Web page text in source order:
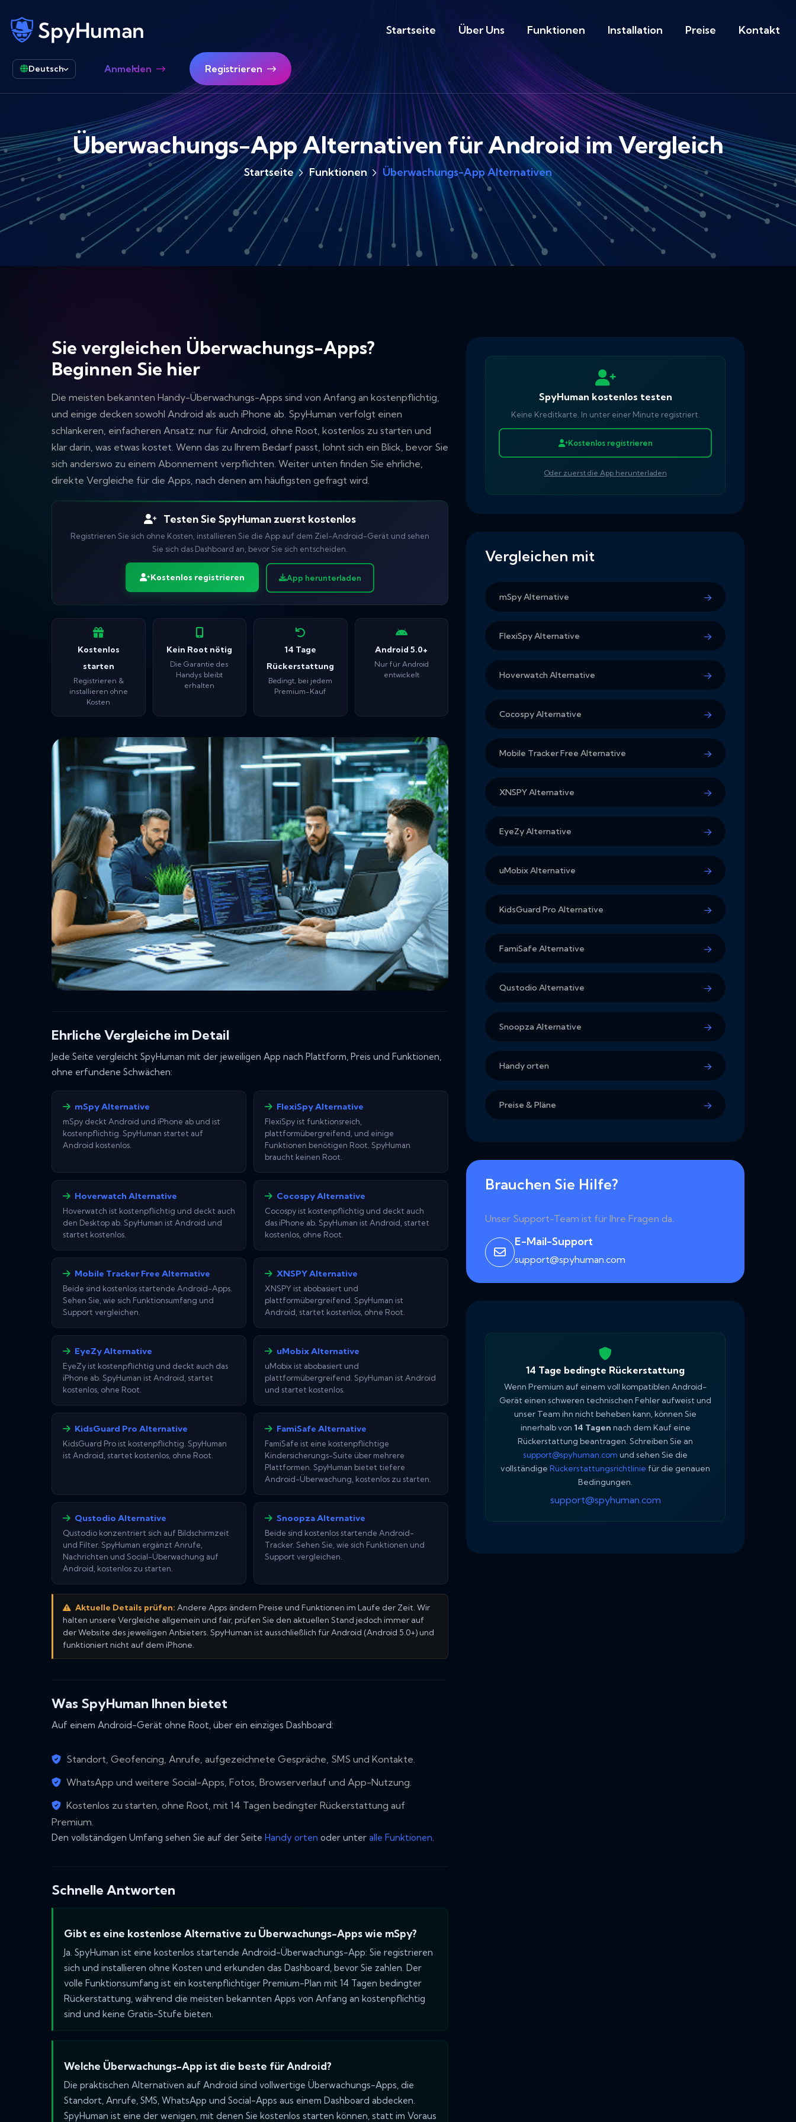
Startseite Über Uns Funktionen Installation Preise Kontakt
Deutsch Anmelden Registrieren
Überwachungs-App Alternativen für Android im Vergleich
Startseite Funktionen Überwachungs-App Alternativen
Sie vergleichen Überwachungs-Apps?
Beginnen Sie hier
Die meisten bekannten Handy-Überwachungs-Apps sind von Anfang an kostenpflichtig,
und einige decken sowohl Android als auch iPhone ab. SpyHuman verfolgt einen
schlankeren, einfacheren Ansatz: nur für Android, ohne Root, kostenlos zu starten und
klar darin, was etwas kostet. Wenn das zu Ihrem Bedarf passt, lohnt sich ein Blick, bevor Sie
sich anderswo zu einem Abonnement verpflichten. Weiter unten finden Sie ehrliche,
direkte Vergleiche für die Apps, nach denen am häufigsten gefragt wird.
Testen Sie SpyHuman zuerst kostenlos
Registrieren Sie sich ohne Kosten, installieren Sie die App auf dem Ziel-Android-Gerät und sehen
Sie sich das Dashboard an, bevor Sie sich entscheiden.
Kostenlos registrieren App herunterladen
Kostenlos
starten
Registrieren &
installieren ohne
Kosten
Kein Root nötig
Die Garantie des
Handys bleibt
erhalten
14 Tage
Rückerstattung
Bedingt, bei jedem
Premium-Kauf
Android 5.0+
Nur für Android
entwickelt
Ehrliche Vergleiche im Detail
Jede Seite vergleicht SpyHuman mit der jeweiligen App nach Plattform, Preis und Funktionen,
ohne erfundene Schwächen:
mSpy Alternative
mSpy deckt Android und iPhone ab und ist
kostenpflichtig. SpyHuman startet auf
Android kostenlos.
FlexiSpy Alternative
FlexiSpy ist funktionsreich,
plattformübergreifend, und einige
Funktionen benötigen Root. SpyHuman
braucht keinen Root.
Hoverwatch Alternative
Hoverwatch ist kostenpflichtig und deckt auch
den Desktop ab. SpyHuman ist Android und
startet kostenlos.
Cocospy Alternative
Cocospy ist kostenpflichtig und deckt auch
das iPhone ab. SpyHuman ist Android, startet
kostenlos, ohne Root.
Mobile Tracker Free Alternative
Beide sind kostenlos startende Android-Apps.
Sehen Sie, wie sich Funktionsumfang und
Support vergleichen.
XNSPY Alternative
XNSPY ist abobasiert und
plattformübergreifend. SpyHuman ist
Android, startet kostenlos, ohne Root.
EyeZy Alternative
EyeZy ist kostenpflichtig und deckt auch das
iPhone ab. SpyHuman ist Android, startet
kostenlos, ohne Root.
uMobix Alternative
uMobix ist abobasiert und
plattformübergreifend. SpyHuman ist Android
und startet kostenlos.
KidsGuard Pro Alternative
KidsGuard Pro ist kostenpflichtig. SpyHuman
ist Android, startet kostenlos, ohne Root.
FamiSafe Alternative
FamiSafe ist eine kostenpflichtige
Kindersicherungs-Suite über mehrere
Plattformen. SpyHuman bietet tiefere
Android-Überwachung, kostenlos zu starten.
Qustodio Alternative
Qustodio konzentriert sich auf Bildschirmzeit
und Filter. SpyHuman ergänzt Anrufe,
Nachrichten und Social-Überwachung auf
Android, kostenlos zu starten.
Snoopza Alternative
Beide sind kostenlos startende Android-
Tracker. Sehen Sie, wie sich Funktionen und
Support vergleichen.
Aktuelle Details prüfen: Andere Apps ändern Preise und Funktionen im Laufe der Zeit. Wir
halten unsere Vergleiche allgemein und fair, prüfen Sie den aktuellen Stand jedoch immer auf
der Website des jeweiligen Anbieters. SpyHuman ist ausschließlich für Android (Android 5.0+) und
funktioniert nicht auf dem iPhone.
Was SpyHuman Ihnen bietet
Auf einem Android-Gerät ohne Root, über ein einziges Dashboard:
Standort, Geofencing, Anrufe, aufgezeichnete Gespräche, SMS und Kontakte.
WhatsApp und weitere Social-Apps, Fotos, Browserverlauf und App-Nutzung.
Kostenlos zu starten, ohne Root, mit 14 Tagen bedingter Rückerstattung auf
Premium.
Den vollständigen Umfang sehen Sie auf der Seite Handy orten oder unter alle Funktionen.
Schnelle Antworten
Gibt es eine kostenlose Alternative zu Überwachungs-Apps wie mSpy?
Ja. SpyHuman ist eine kostenlos startende Android-Überwachungs-App: Sie registrieren
sich und installieren ohne Kosten und erkunden das Dashboard, bevor Sie zahlen. Der
volle Funktionsumfang ist ein kostenpflichtiger Premium-Plan mit 14 Tagen bedingter
Rückerstattung, während die meisten bekannten Apps von Anfang an kostenpflichtig
sind und keine Gratis-Stufe bieten.
Welche Überwachungs-App ist die beste für Android?
Die praktischen Alternativen auf Android sind vollwertige Überwachungs-Apps, die
Standort, Anrufe, SMS, WhatsApp und Social-Apps aus einem Dashboard abdecken.
SpyHuman ist eine der wenigen, mit denen Sie kostenlos starten können, statt im Voraus
SpyHuman kostenlos testen
Keine Kreditkarte. In unter einer Minute registriert.
Kostenlos registrieren
Oder zuerst die App herunterladen
Vergleichen mit
mSpy Alternative
FlexiSpy Alternative
Hoverwatch Alternative
Cocospy Alternative
Mobile Tracker Free Alternative
XNSPY Alternative
EyeZy Alternative
uMobix Alternative
KidsGuard Pro Alternative
FamiSafe Alternative
Qustodio Alternative
Snoopza Alternative
Handy orten
Preise & Pläne
Brauchen Sie Hilfe?
Unser Support-Team ist für Ihre Fragen da.
E-Mail-Support
support@spyhuman.com
14 Tage bedingte Rückerstattung
Wenn Premium auf einem voll kompatiblen Android-
Gerät einen schweren technischen Fehler aufweist und
unser Team ihn nicht beheben kann, können Sie
innerhalb von 14 Tagen nach dem Kauf eine
Rückerstattung beantragen. Schreiben Sie an
support@spyhuman.com und sehen Sie die
vollständige Rückerstattungsrichtlinie für die genauen
Bedingungen.
support@spyhuman.com